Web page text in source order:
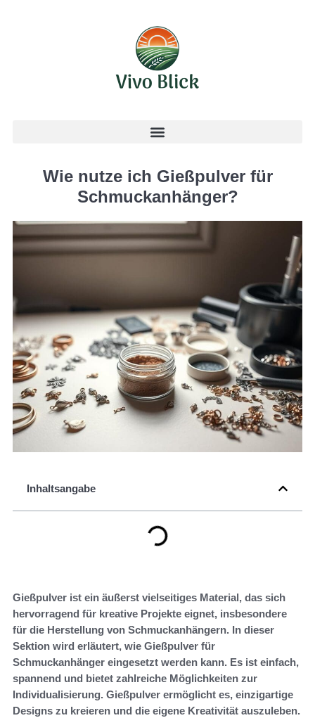
Wie nutze ich Gießpulver für
Schmuckanhänger?
Inhaltsangabe
Gießpulver ist ein äußerst vielseitiges Material, das sich
hervorragend für kreative Projekte eignet, insbesondere
für die Herstellung von Schmuckanhängern. In dieser
Sektion wird erläutert, wie Gießpulver für
Schmuckanhänger eingesetzt werden kann. Es ist einfach,
spannend und bietet zahlreiche Möglichkeiten zur
Individualisierung. Gießpulver ermöglicht es, einzigartige
Designs zu kreieren und die eigene Kreativität auszuleben.